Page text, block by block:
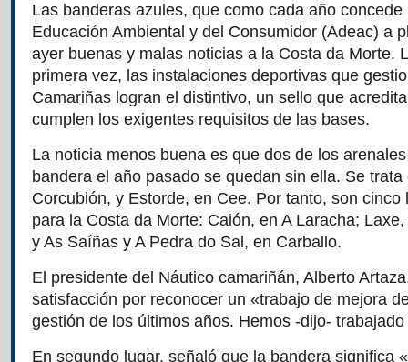
Las banderas azules, que como cada año concede
Educación Ambiental y del Consumidor (Adeac) a
ayer buenas y malas noticias a la Costa da Morte.
primera vez, las instalaciones deportivas que
Camariñas logran el distintivo, un sello que
cumplen los exigentes requisitos de las bases.
La noticia menos buena es que dos de los
bandera el año pasado se quedan sin ella. Se
Corcubión, y Estorde, en Cee. Por tanto, son
para la Costa da Morte: Caión, en A Laracha;
y As Saíñas y A Pedra do Sal, en Carballo.
El presidente del Náutico camariñán, Alberto
satisfacción por reconocer un «trabajo de mejora
gestión de los últimos años. Hemos -dijo-
En segundo lugar, señaló que la bandera significa